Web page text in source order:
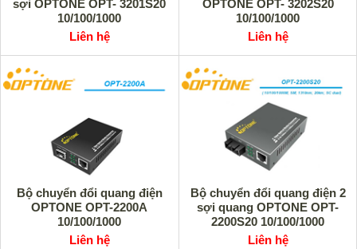
sợi OPTONE OPT- 3201S20
10/100/1000
Liên hệ
OPTONE OPT- 3202S20
10/100/1000
Liên hệ
Bộ chuyển đổi quang điện
OPTONE OPT-2200A
10/100/1000
Liên hệ
Bộ chuyển đổi quang điện 2
sợi quang OPTONE OPT-
2200S20 10/100/1000
Liên hệ